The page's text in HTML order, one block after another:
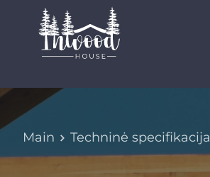
Main Techninė specifikacija